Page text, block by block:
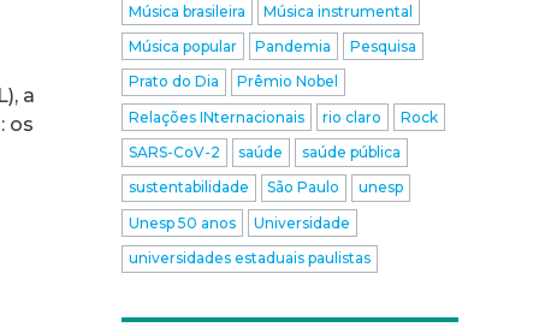
a
os
Música brasileira
Música instrumental
Música popular
Pandemia
Pesquisa
Prato do Dia
Prêmio Nobel
Relações INternacionais
rio claro
Rock
SARS-CoV-2
saúde
saúde pública
sustentabilidade
São Paulo
unesp
Unesp 50 anos
Universidade
universidades estaduais paulistas